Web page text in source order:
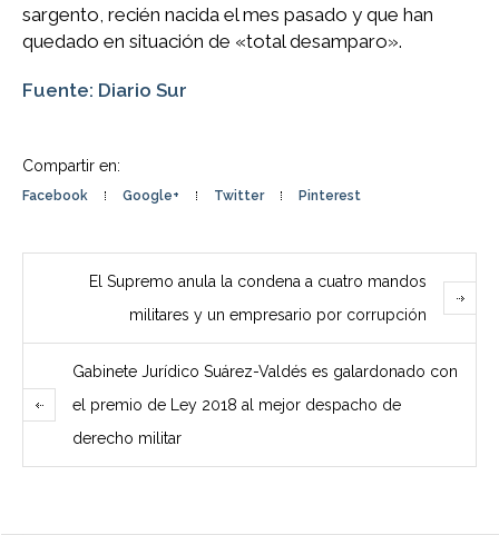
sargento, recién nacida el mes pasado y que han
quedado en situación de «total desamparo».
Fuente: Diario Sur
Compartir en:
Facebook Google+ Twitter Pinterest
El Supremo anula la condena a cuatro mandos
militares y un empresario por corrupción
Gabinete Jurídico Suárez-Valdés es galardonado con
el premio de Ley 2018 al mejor despacho de
derecho militar